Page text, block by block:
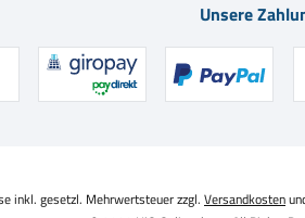
Unsere
inkl. gesetzl. Mehrwertsteuer zzgl. Versandkosten